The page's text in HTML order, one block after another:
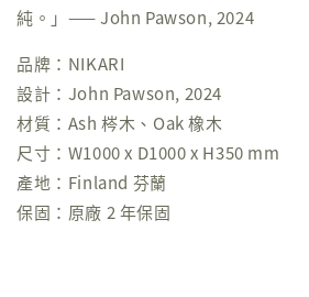
純。」—— John Pawson, 2024
品牌：NIKARI
設計：John Pawson, 2024
材質：Ash 梣木、Oak 橡木
尺寸：W1000 x D1000 x H350 mm
產地：Finland 芬蘭
保固：原廠 2 年保固